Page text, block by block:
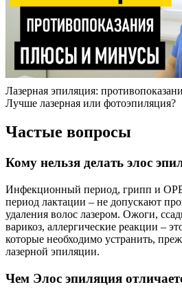
Лазерная эпиляция:
Лучше лазерная или фотоэпиляция?
Частые вопросы
Кому нельзя делать элос
Инфекционный период, грипп и
период лактации – не допускают
удаления волос лазером. Ожоги,
варикоз, аллергические реакции –
которые необходимо устранить,
лазерной эпиляции.
Чем Элос эпиляция